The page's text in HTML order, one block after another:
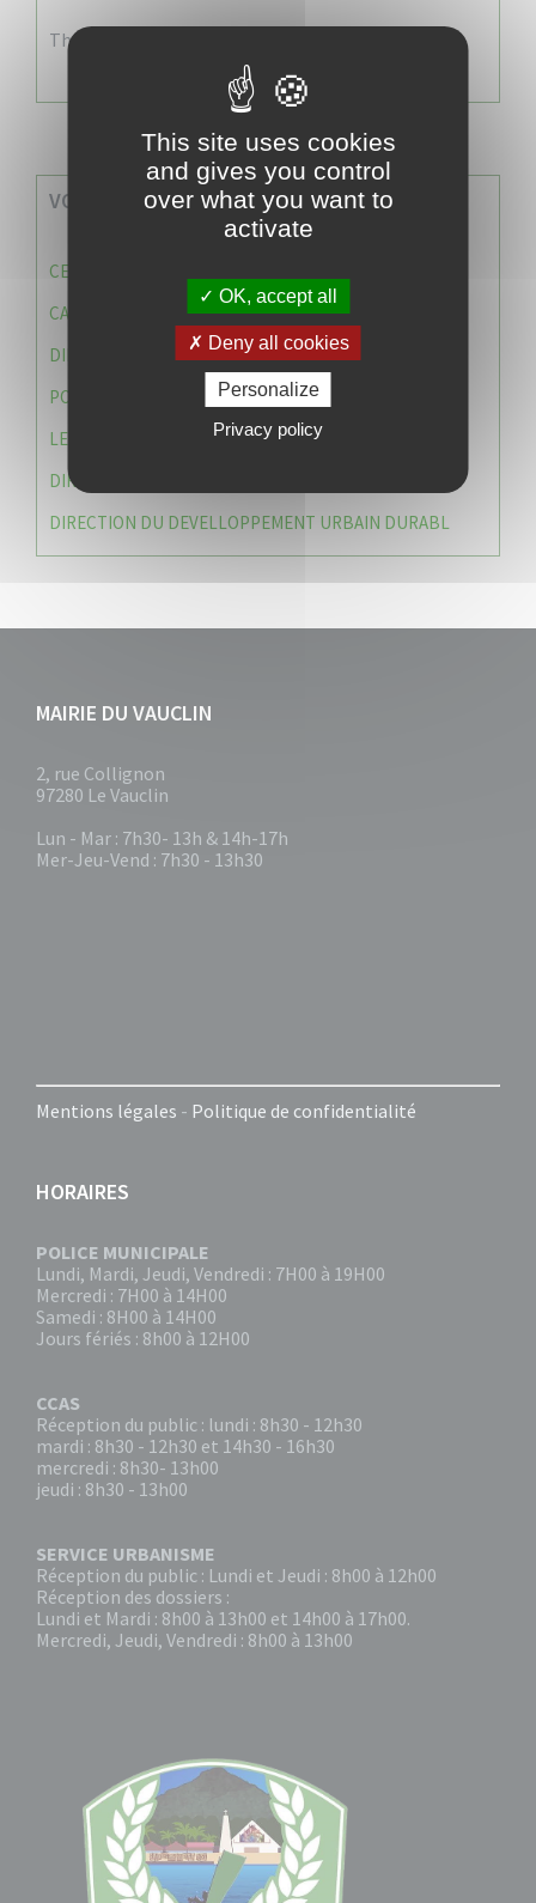
There are no events
VOS SERVICES MUNICIPAUX
CENTRE COMMUNAL D’ACTION SOCIALE (C.C.A.S)
CAISSE DES ÉCOLES
DIRECTION DES SERVICES TECHNIQUES
POLICE MUNICIPALE
LE CABINET DU MAIRE
DIRECTION DES RESSOURCES ET MOYENS
DIRECTION DU DEVELLOPPEMENT URBAIN DURABL
MAIRIE DU VAUCLIN
2, rue Collignon
97280 Le Vauclin
Lun - Mar : 7h30- 13h & 14h-17h
Mer-Jeu-Vend : 7h30 - 13h30
Mentions légales - Politique de confidentialité
HORAIRES
POLICE MUNICIPALE
Lundi, Mardi, Jeudi, Vendredi : 7H00 à 19H00
Mercredi : 7H00 à 14H00
Samedi : 8H00 à 14H00
Jours fériés : 8h00 à 12H00
CCAS
Réception du public : lundi : 8h30 - 12h30
mardi : 8h30 - 12h30 et 14h30 - 16h30
mercredi : 8h30- 13h00
jeudi : 8h30 - 13h00
SERVICE URBANISME
Réception du public : Lundi et Jeudi : 8h00 à 12h00
Réception des dossiers :
Lundi et Mardi : 8h00 à 13h00 et 14h00 à 17h00.
Mercredi, Jeudi, Vendredi : 8h00 à 13h00
This site uses cookies
and gives you control
over what you want to
activate
OK, accept all
Deny all cookies
Personalize
Privacy policy